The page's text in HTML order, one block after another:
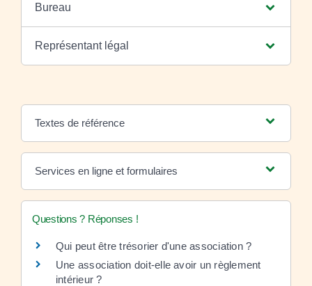
Bureau
Représentant légal
Textes de référence
Services en ligne et formulaires
Questions ? Réponses !
Qui peut être trésorier d'une association ?
Une association doit-elle avoir un règlement
intérieur ?